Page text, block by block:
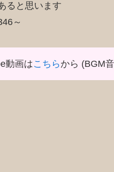
ると思います
～
動画はこちら から (BGM